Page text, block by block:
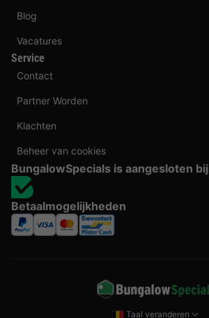
Blog
Vacatures
Service
Contact
Partner Worden
Klachten
Beheer van cookies
BungalowSpecials is aangesloten bij
Betaalmogelijkheden
Taal veranderen